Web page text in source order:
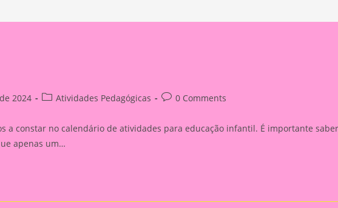
2024
PostAtividades Pedagógicas
Post0 Comments
a constar no calendário de atividades para educação infantil. É importante saber
apenas um…